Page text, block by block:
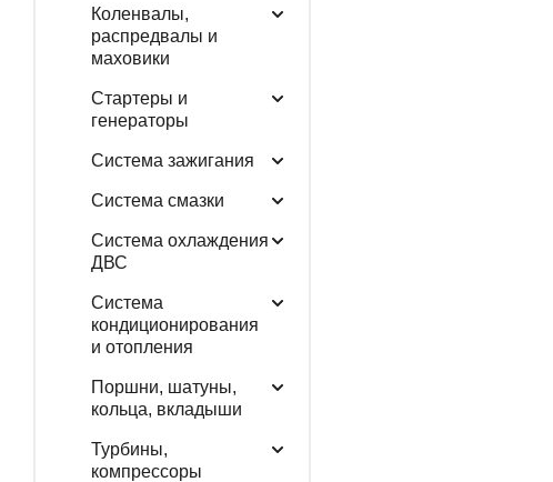
Коленвалы,
распредвалы и
маховики
Стартеры и
генераторы
Система зажигания
Система смазки
Система охлаждения
ДВС
Система
кондиционирования
и отопления
Поршни, шатуны,
кольца, вкладыши
Турбины,
компрессоры